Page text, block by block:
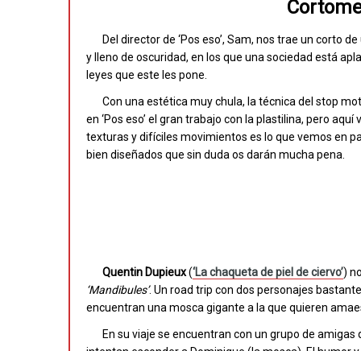
Del director de ‘Pos eso’, Sam, nos trae un corto
y lleno de oscuridad, en los que una sociedad está
leyes que este les pone.
Con una estética muy chula, la técnica del stop
en ‘Pos eso’ el gran trabajo con la plastilina, pero
texturas y difíciles movimientos es lo que vemos en
bien diseñados que sin duda os darán mucha pena.
Quentin Dupieux(‘La chaqueta de piel de ciervo’)
‘Mandibules’. Un road trip con dos personajes
encuentran una mosca gigante a la que quieren
En su viaje se encuentran con un grupo de